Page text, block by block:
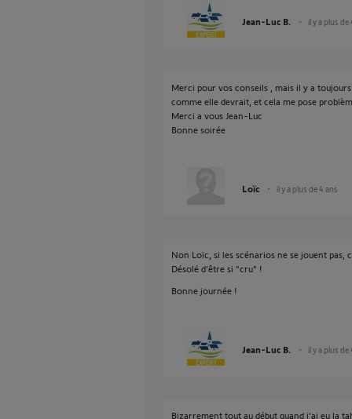
Jean-Luc B. il y a plus de
Merci pour vos conseils , mais il y a
comme elle devrait, et cela me pose
Merci a vous Jean-Luc
Bonne soirée
Loïc il y a plus de 4 ans
Non Loïc, si les scénarios ne se jouent pas,
Désolé d'être si "cru" !
Bonne journée !
Jean-Luc B. il y a plus de
Bizarrement tout au début quand j'ai eu la